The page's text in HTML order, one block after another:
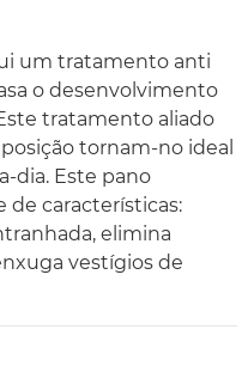
um tratamento anti
o desenvolvimento
tratamento aliado
tornam-no ideal
dia. Este pano
de características:
elimina
vestígios de